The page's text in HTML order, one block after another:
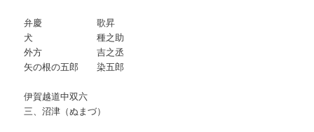
弁慶 歌昇
犬 種之助
外方 吉之丞
矢の根の五郎 染五郎
伊賀越道中双六
三、沼津（ぬまづ）